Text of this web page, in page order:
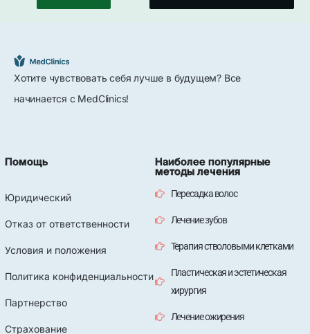
Хотите чувствовать себя лучше в будущем? Все
начинается с MedClinics!
Помощь
Юридический
Отказ от ответственности
Условия и положения
Политика конфиденциальности
Партнерство
Страхование
Наиболее популярные
методы лечения
Пересадка волос
Лечение зубов
Терапия стволовыми клетками
Пластическая и эстетическая
хирургия
Лечение ожирения